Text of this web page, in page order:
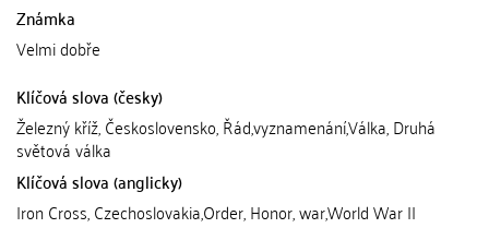
Známka
Velmi dobře
Klíčová slova (česky)
Železný kříž, Československo, Řád,vyznamenání,Válka, Druhá
světová válka
Klíčová slova (anglicky)
Iron Cross, Czechoslovakia,Order, Honor, war,World War II